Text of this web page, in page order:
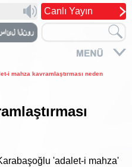
Canlı Yayın
i mahza kavramlaştırması neden
'adalet-i mahza'